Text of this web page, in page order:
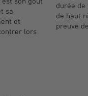
sa
et
lors
durée de
de haut
preuve